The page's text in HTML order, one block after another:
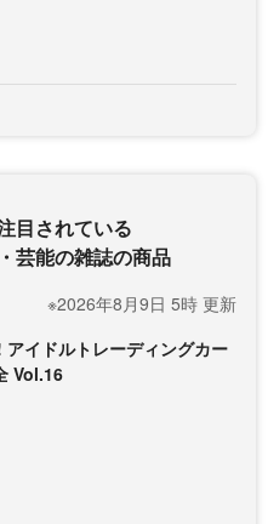
目されている
芸能の雑誌の商品
※2026年8月9日 5時 更新
イドルトレーディングカー
Vol.16